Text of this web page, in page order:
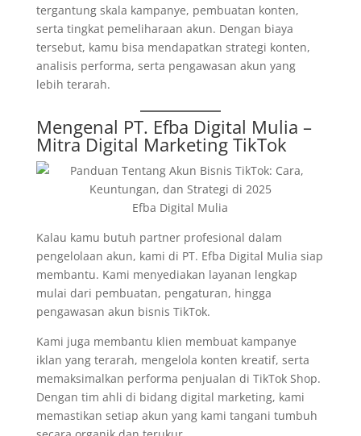
tergantung skala kampanye, pembuatan konten,
serta tingkat pemeliharaan akun. Dengan biaya
tersebut, kamu bisa mendapatkan strategi konten,
analisis performa, serta pengawasan akun yang
lebih terarah.
Mengenal PT. Efba Digital Mulia –
Mitra Digital Marketing TikTok
Efba Digital Mulia
Kalau kamu butuh partner profesional dalam
pengelolaan akun, kami di PT. Efba Digital Mulia siap
membantu. Kami menyediakan layanan lengkap
mulai dari pembuatan, pengaturan, hingga
pengawasan akun bisnis TikTok.
Kami juga membantu klien membuat kampanye
iklan yang terarah, mengelola konten kreatif, serta
memaksimalkan performa penjualan di TikTok Shop.
Dengan tim ahli di bidang digital marketing, kami
memastikan setiap akun yang kami tangani tumbuh